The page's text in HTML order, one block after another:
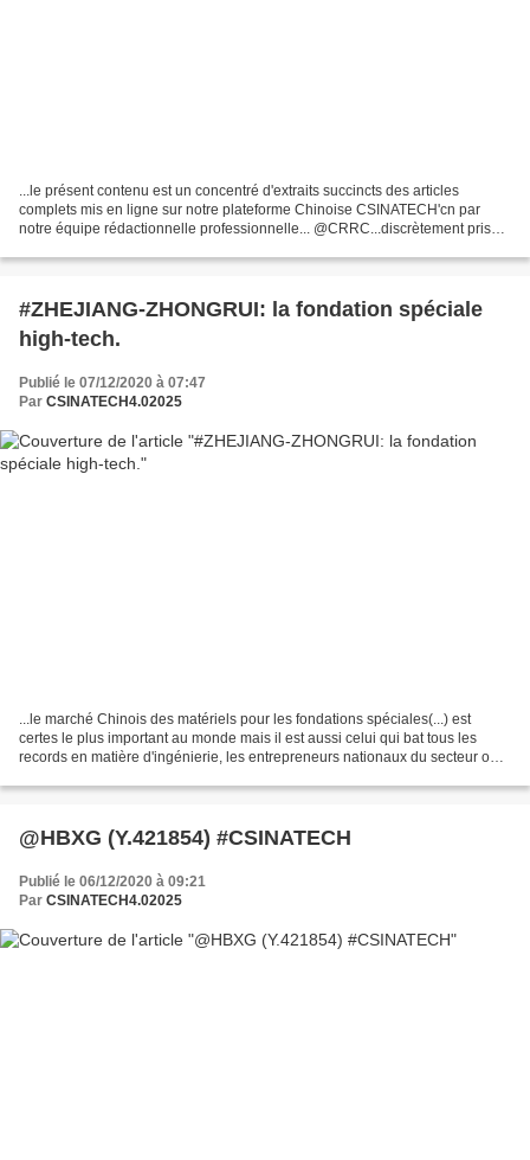
...le présent contenu est un concentré d'extraits succincts des articles
complets mis en ligne sur notre plateforme Chinoise CSINATECH'cn par
notre équipe rédactionnelle professionnelle... @CRRC...discrètement prise
#ZHEJIANG-ZHONGRUI: la fondation spéciale
high-tech.
Publié le 07/12/2020 à 07:47
Par CSINATECH4.02025
...le marché Chinois des matériels pour les fondations spéciales(...) est
certes le plus important au monde mais il est aussi celui qui bat tous les
records en matière d'ingénierie, les entrepreneurs nationaux du secteur ont
@HBXG (Y.421854) #CSINATECH
Publié le 06/12/2020 à 09:21
Par CSINATECH4.02025